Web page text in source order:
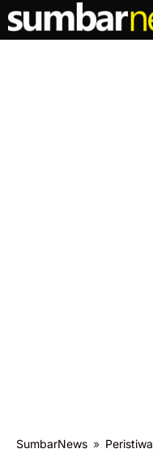
Lewati
ke
konten
SumbarNews » Peristiwa